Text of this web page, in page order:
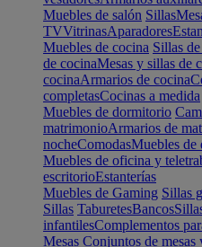
Muebles de salón Sillas
TVVitrinasAparadores
Muebles de cocina Sillas
de cocinaMesas y sillas de
cocinaArmarios de cocina
completasCocinas a medida
Muebles de dormitorio
matrimonioArmarios de
nocheComodasMuebles
Muebles de oficina y
escritorioEstanterías
Muebles de Gaming Sillas
Sillas TaburetesBancos
infantilesComplementos
Mesas Conjuntos de mesas